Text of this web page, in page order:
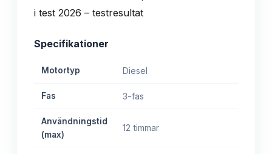
Specifikationer
Motortyp Diesel
Fas 3-fas
Användningstid
(max)
12 timmar